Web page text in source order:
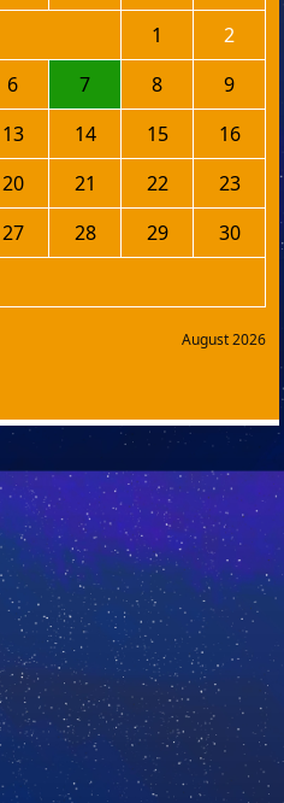
August 2026
1
2
6 7 8
9
13 14 15
16
20 21 22
23
27 28 29
30